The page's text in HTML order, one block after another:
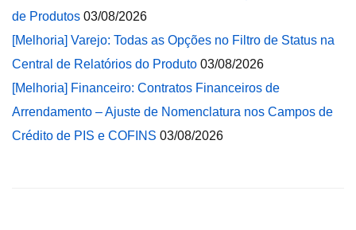
de Produtos 03/08/2026
[Melhoria] Varejo: Todas as Opções no Filtro de Status na
Central de Relatórios do Produto 03/08/2026
[Melhoria] Financeiro: Contratos Financeiros de
Arrendamento – Ajuste de Nomenclatura nos Campos de
Crédito de PIS e COFINS 03/08/2026